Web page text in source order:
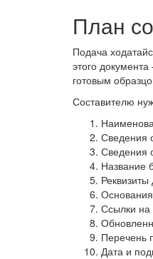
План
Подача
этого
готовым
Составителю
Сведения
Сведения
Название
Реквизиты
Ссылки на
Перечень
Дата и